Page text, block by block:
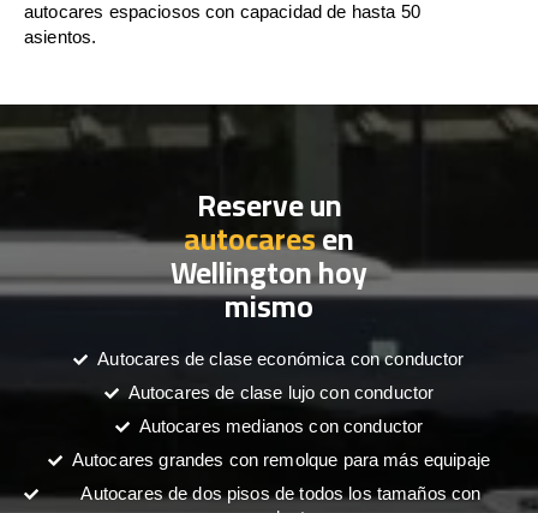
autocares espaciosos con capacidad de hasta 50
asientos.
Reserve un
autocaresen
Wellington hoy
mismo
Autocares de clase económica con conductor
Autocares de clase lujo con conductor
Autocares medianos con conductor
Autocares grandes con remolque para más equipaje
Autocares de dos pisos de todos los tamaños con